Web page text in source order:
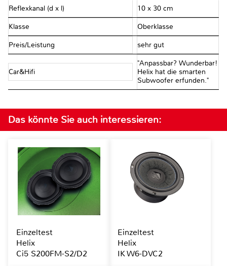
Reflexkanal (d x l) 10 x 30 cm
Klasse Oberklasse
Preis/Leistung sehr gut
Car&Hifi
"Anpassbar? Wunderbar!
Helix hat die smarten
Subwoofer erfunden."
Das könnte Sie auch interessieren:
Einzeltest
Helix
Ci5 S200FM-S2/D2
Einzeltest
Helix
IK W6-DVC2